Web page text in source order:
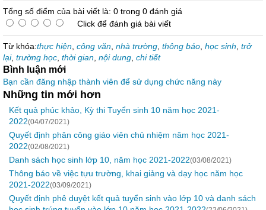
Tổng số điểm của bài viết là: 0 trong 0 đánh giá
Click để đánh giá bài viết
Từ khóa:thực hiện công văn nhà trường thông báo học sinh trở
lại, trường học thời gian nội dung chi tiết
Bình luận mới
Bạn cần đăng nhập thành viên để sử dụng chức năng này
Những tin mới hơn
Kết quả phúc khảo, Kỳ thi Tuyển sinh 10 năm học 2021-
2022(04/07/2021)
Quyết định phân công giáo viên chủ nhiệm năm học 2021-
2022(02/08/2021)
Danh sách học sinh lớp 10, năm học 2021-2022(03/08/2021)
Thông báo về việc tựu trường, khai giảng và dạy học năm học
2021-2022(03/09/2021)
Quyết định phê duyệt kết quả tuyển sinh vào lớp 10 và danh sách